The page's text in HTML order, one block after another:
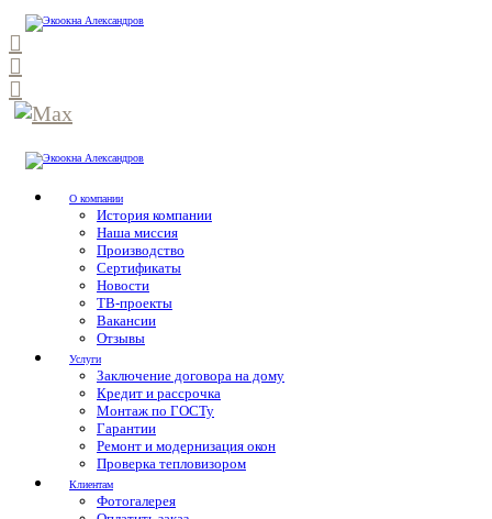
О компании
История компании
Наша миссия
Производство
Сертификаты
Новости
ТВ-проекты
Вакансии
Отзывы
Услуги
Заключение договора на дому
Кредит и рассрочка
Монтаж по ГОСТу
Гарантии
Ремонт и модернизация окон
Проверка тепловизором
Клиентам
Фотогалерея